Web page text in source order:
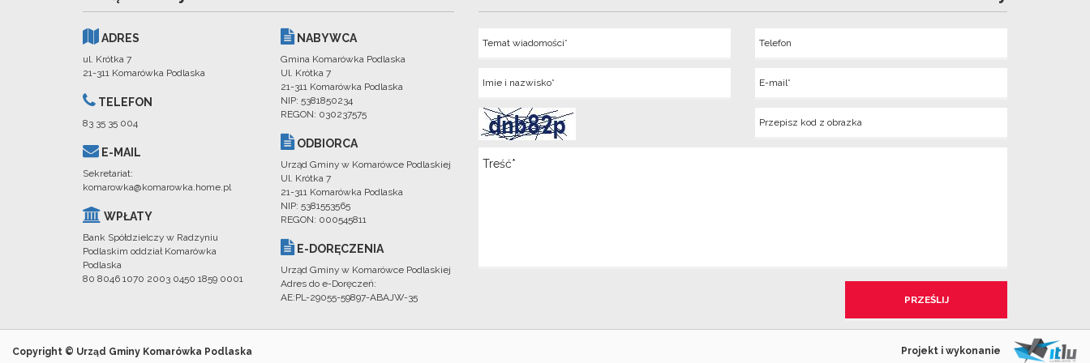
ADRES
ul. Krótka 7
21-311 Komarówka Podlaska
TELEFON
83 35 35 004
E-MAIL
Sekretariat:
komarowka@komarowka.home.pl
WPŁATY
Bank Spółdzielczy w Radzyniu
Podlaskim oddział Komarówka
Podlaska
80 8046 1070 2003 0450 1859 0001
NABYWCA
Gmina Komarówka Podlaska
Ul. Krótka 7
21-311 Komarówka Podlaska
NIP: 5381850234
REGON: 030237575
ODBIORCA
Urząd Gminy w Komarówce Podlaskiej
Ul. Krótka 7
21-311 Komarówka Podlaska
NIP: 5381553565
REGON: 000545811
E-DORĘCZENIA
Urząd Gminy w Komarówce Podlaskiej
Adres do e-Doręczeń:
AE:PL-29055-59897-ABAJW-35
Copyright © Urząd Gminy Komarówka Podlaska Projekt i wykonanie